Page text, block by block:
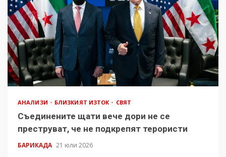
АНАЛИЗИ БЛИЗКИЯТ ИЗТОК СВЯТ
Съединените щати вече дори не се
преструват, че не подкрепят терористи
БАРИКАДА 21 юли 2026